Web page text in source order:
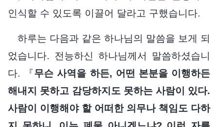
인식할 수 있도록 이끌어 달라고 구했습니다.
하루는 다음과 같은 하나님의 말씀을 보게 되
었습니다. 전능하신 하나님께서 말씀하셨습니
다. 『무슨 사역을 하든, 어떤 본분을 이행하든
해내지 못하고 감당하지도 못하는 사람이 있다.
사람이 이행해야 할 어떠한 의무나 책임도 다하